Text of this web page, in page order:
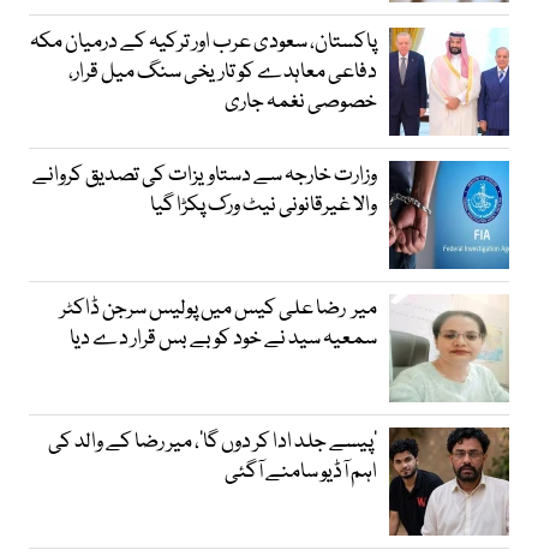
پاکستان، سعودی عرب اور ترکیہ کے درمیان مکہ
دفاعی معاہدے کو تاریخی سنگ میل قرار،
خصوصی نغمہ جاری
وزارت خارجہ سے دستاویزات کی تصدیق کروانے
والا غیرقانونی نیٹ ورک پکڑا گیا
میر رضا علی کیس میں پولیس سرجن ڈاکٹر
سمعیہ سید نے خود کو بے بس قرار دے دیا
’پیسے جلد ادا کر دوں گا‘، میر رضا کے والد کی
اہم آڈیو سامنے آگئی